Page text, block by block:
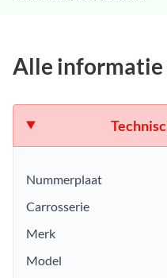
Alle informatie
Nummerplaat
Carrosserie
Merk
Model